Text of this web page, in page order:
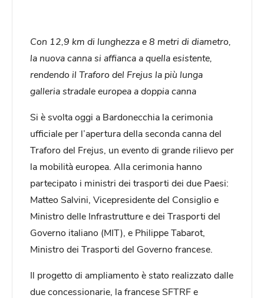
Con 12,9 km di lunghezza e 8 metri di diametro,
la nuova canna si affianca a quella esistente,
rendendo il Traforo del Frejus la più lunga
galleria stradale europea a doppia canna
Si è svolta oggi a Bardonecchia la cerimonia
ufficiale per l’apertura della seconda canna del
Traforo del Frejus, un evento di grande rilievo per
la mobilità europea. Alla cerimonia hanno
partecipato i ministri dei trasporti dei due Paesi:
Matteo Salvini, Vicepresidente del Consiglio e
Ministro delle Infrastrutture e dei Trasporti del
Governo italiano (MIT), e Philippe Tabarot,
Ministro dei Trasporti del Governo francese.
Il progetto di ampliamento è stato realizzato dalle
due concessionarie, la francese SFTRF e